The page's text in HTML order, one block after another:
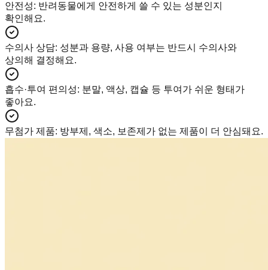
안전성: 반려동물에게 안전하게 쓸 수 있는 성분인지
확인해요.
수의사 상담: 성분과 용량, 사용 여부는 반드시 수의사와
상의해 결정해요.
흡수·투여 편의성: 분말, 액상, 캡슐 등 투여가 쉬운 형태가
좋아요.
무첨가 제품: 방부제, 색소, 보존제가 없는 제품이 더 안심돼요.